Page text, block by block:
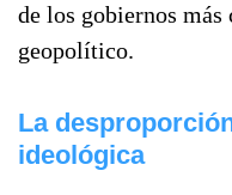
de los gobiernos más
geopolítico.
La
ideológica